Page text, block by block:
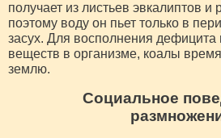
получает из листьев эвкалиптов и
поэтому воду он пьет только в
засух. Для восполнения
веществ в организме, коалы
землю.
Социальное